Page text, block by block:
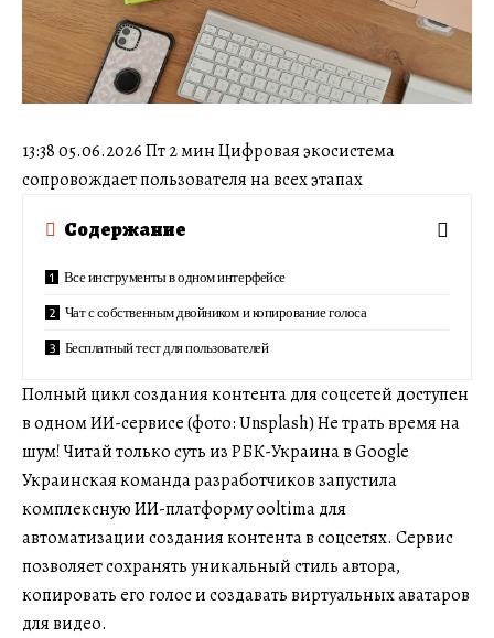
13:38 05.06.2026 Пт 2 мин Цифровая экосистема
сопровождает пользователя на всех этапах
Содержание
Все инструменты в одном интерфейсе
Чат с собственным двойником и копирование голоса
Бесплатный тест для пользователей
Полный цикл создания контента для соцсетей доступен
в одном ИИ-сервисе (фото: Unsplash) Не трать время на
шум! Читай только суть из РБК-Украина в Google
Украинская команда разработчиков запустила
комплексную ИИ-платформу ooltima для
автоматизации создания контента в соцсетях. Сервис
позволяет сохранять уникальный стиль автора,
копировать его голос и создавать виртуальных аватаров
для видео.